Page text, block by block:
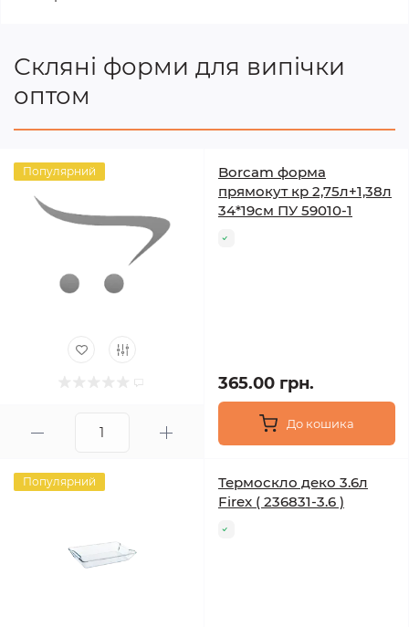
Скляні форми для випічки
оптом
Популярний
Borcam форма
прямокут кр 2,75л+1,38л
34*19см ПУ 59010-1
365.00 грн.
До кошика
Популярний
Термоскло деко 3.6л
Firex ( 236831-3.6 )